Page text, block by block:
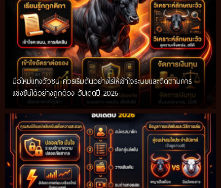
มือใหม่แทงวัวชน ควรเริ่มต้นอย่างไรให้เข้าใจระบบและติดตามการ
แข่งขันได้อย่างถูกต้อง อัปเดตปี 2026